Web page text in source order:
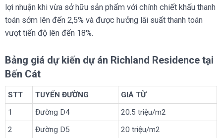
lợi nhuận khi vừa sở hữu sản phẩm với chính chiết khấu thanh
toán sớm lên đến 2,5% và được hưởng lãi suất thanh toán
vượt tiến độ lên đến 18%.
Bảng giá dự kiến dự án Richland Residence tại
Bến Cát
STT TUYẾN ĐƯỜNG
GIÁ TỪ
1
Đường D4
20.5 triệu/m2
2
Đường D5
20 triệu/m2